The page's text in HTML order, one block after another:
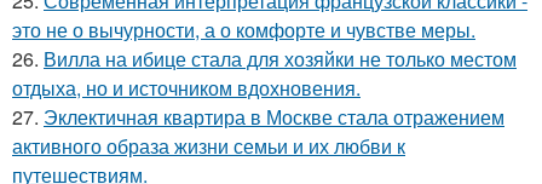
это не о вычурности, а о комфорте и чувстве меры.
26. Вилла на ибице стала для хозяйки не только местом
отдыха, но и источником вдохновения.
27. Эклектичная квартира в Москве стала отражением
активного образа жизни семьи и их любви к
путешествиям.